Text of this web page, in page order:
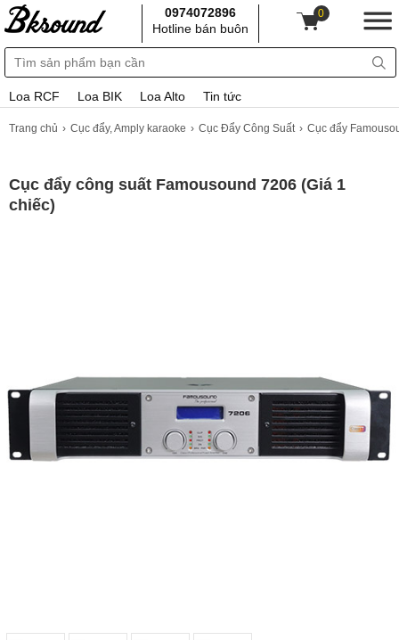
0974072896
Hotline bán buôn
0
Loa RCF Loa BIK Loa Alto Tin tức
Trang chủ Cục đẩy, Amply karaoke Cục Đẩy Công Suất Cục đẩy
Cục đẩy công suất Famousound 7206 (Giá 1
chiếc)